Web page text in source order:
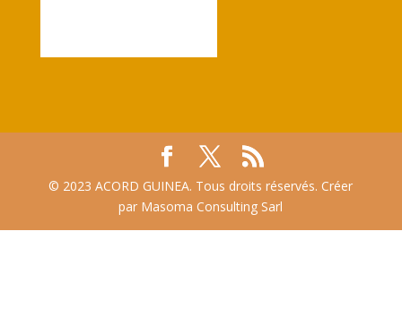
© 2023 ACORD GUINEA. Tous droits réservés. Créer
par Masoma Consulting Sarl